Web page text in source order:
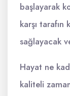
başlayarak
karşı tarafın
sağlayacak
Hayat ne
kaliteli